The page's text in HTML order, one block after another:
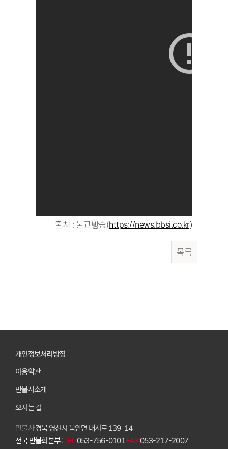
출처 : 불교방송(https://news.bbsi.co.kr)
목록
개인정보처리방침
이용약관
만불사소개
오시는 길
만불사경북 영천시 북안면 내서로 139-14
전국 만불회본부 :TEL053-756-0101FAX053-217-2007